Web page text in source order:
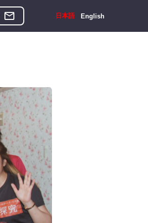
日本語 English